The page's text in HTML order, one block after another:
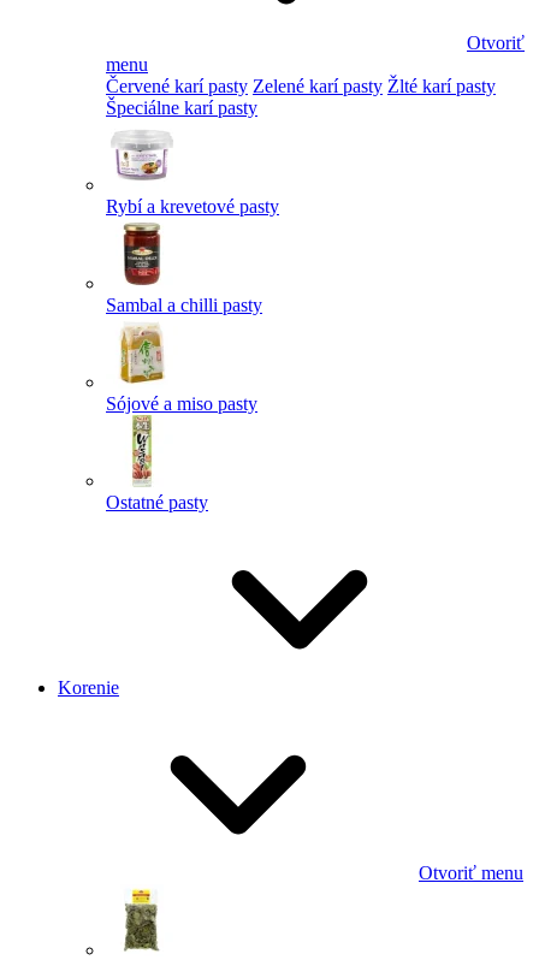
Otvoriť
menu
Červené karí pasty Zelené karí pasty Žlté karí pasty
Špeciálne karí pasty
Rybí a krevetové pasty
Sambal a chilli pasty
Sójové a miso pasty
Ostatné pasty
Korenie
Otvoriť menu